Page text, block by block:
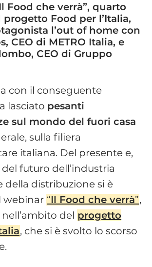
Food che verrà”, quarto
Food per l’Italia,
l’out of home con
CEO di METRO Italia, e
CEO di Gruppo
con il conseguente
lasciato pesanti
sul mondo del fuori casa
sulla filiera
italiana. Del presente e,
futuro dell’industria
della distribuzione si è
webinar “Il Food che verrà”,
del progetto
, che si è svolto lo scorso